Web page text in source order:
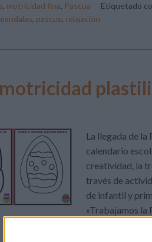
, motricidad fina, Pascua Etiquetado
, pascua, relajación
La llegada de la
calendario
creatividad, la
través de
de infantil y
«Trabajamos la